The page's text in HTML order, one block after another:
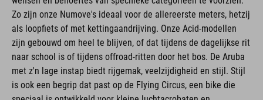
Zo zijn onze Numove's ideaal voor de allereerste meters, hetzij
als loopfiets of met kettingaandrijving. Onze Acid-modellen
zijn gebouwd om heel te blijven, of dat tijdens de dagelijkse rit
naar school is of tijdens offroad-ritten door het bos. De Aruba
met z'n lage instap biedt rijgemak, veelzijdigheid en stijl. Stijl
is ook een begrip dat past op de Flying Circus, een bike die
speciaal is ontwikkeld voor kleine luchtacrobaten en